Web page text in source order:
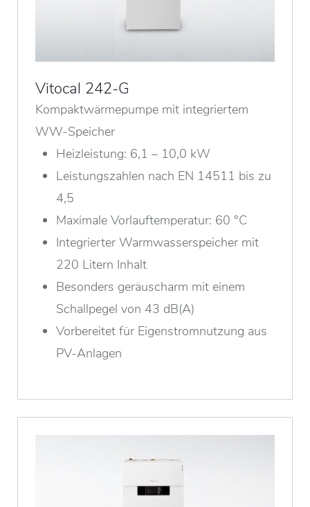
Vitocal 242-G
Kompaktwärmepumpe mit integriertem
WW-Speicher
Heizleistung: 6,1 – 10,0 kW
Leistungszahlen nach EN 14511 bis zu
4,5
Maximale Vorlauftemperatur: 60 °C
Integrierter Warmwasserspeicher mit
220 Litern Inhalt
Besonders geräuscharm mit einem
Schallpegel von 43 dB(A)
Vorbereitet für Eigenstromnutzung aus
PV-Anlagen